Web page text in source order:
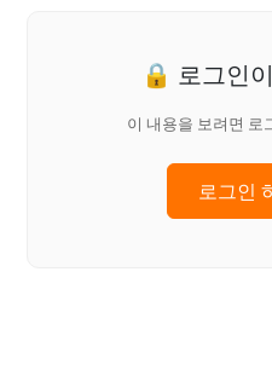
🔒 로그인
이 내용을 보려면 로
로그인